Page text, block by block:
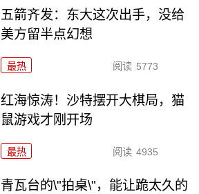
五箭齐发：东大这次出手，没给
美方留半点幻想
最热 阅读 5773
红海惊涛！沙特摆开大棋局，猫
鼠游戏才刚开场
最热 阅读 4935
青瓦台的\"拍桌\"，能让跪太久的